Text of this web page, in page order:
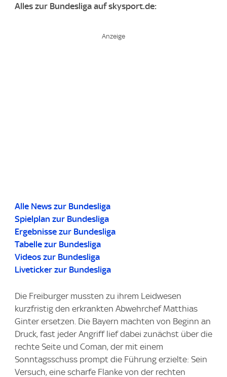
Alles zur Bundesliga auf skysport.de:
Alle News zur Bundesliga
Spielplan zur Bundesliga
Ergebnisse zur Bundesliga
Tabelle zur Bundesliga
Videos zur Bundesliga
Liveticker zur Bundesliga
Die Freiburger mussten zu ihrem Leidwesen
kurzfristig den erkrankten Abwehrchef Matthias
Ginter ersetzen. Die Bayern machten von Beginn an
Druck, fast jeder Angriff lief dabei zunächst über die
rechte Seite und Coman, der mit einem
Sonntagsschuss prompt die Führung erzielte: Sein
Versuch, eine scharfe Flanke von der rechten